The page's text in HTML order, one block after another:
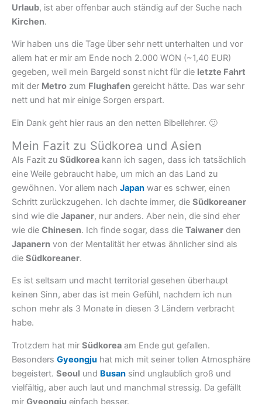
Urlaub, ist aber offenbar auch ständig auf der Suche nach
Kirchen.
Wir haben uns die Tage über sehr nett unterhalten und vor
allem hat er mir am Ende noch 2.000 WON (~1,40 EUR)
gegeben, weil mein Bargeld sonst nicht für die letzte Fahrt
mit der Metro zum Flughafen gereicht hätte. Das war sehr
nett und hat mir einige Sorgen erspart.
Ein Dank geht hier raus an den netten Bibellehrer. 🙂
Mein Fazit zu Südkorea und Asien
Als Fazit zu Südkorea kann ich sagen, dass ich tatsächlich
eine Weile gebraucht habe, um mich an das Land zu
gewöhnen. Vor allem nach Japan war es schwer, einen
Schritt zurückzugehen. Ich dachte immer, die Südkoreaner
sind wie die Japaner, nur anders. Aber nein, die sind eher
wie die Chinesen. Ich finde sogar, dass die Taiwaner den
Japanern von der Mentalität her etwas ähnlicher sind als
die Südkoreaner.
Es ist seltsam und macht territorial gesehen überhaupt
keinen Sinn, aber das ist mein Gefühl, nachdem ich nun
schon mehr als 3 Monate in diesen 3 Ländern verbracht
habe.
Trotzdem hat mir Südkorea am Ende gut gefallen.
Besonders Gyeongju hat mich mit seiner tollen Atmosphäre
begeistert. Seoul und Busan sind unglaublich groß und
vielfältig, aber auch laut und manchmal stressig. Da gefällt
mir Gyeongju einfach besser.